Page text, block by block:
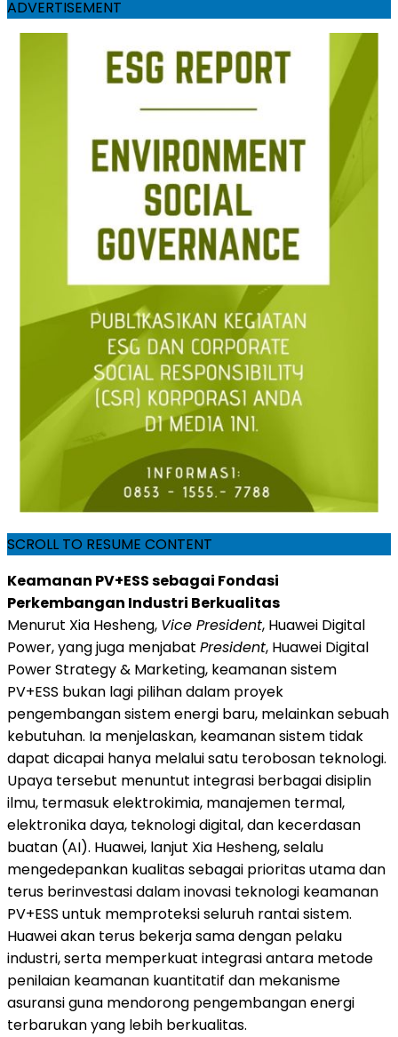
ADVERTISEMENT
SCROLL TO RESUME CONTENT
Keamanan PV+ESS sebagai Fondasi
Perkembangan Industri Berkualitas
Menurut Xia Hesheng, Vice President, Huawei Digital
Power, yang juga menjabat President, Huawei Digital
Power Strategy & Marketing, keamanan sistem
PV+ESS bukan lagi pilihan dalam proyek
pengembangan sistem energi baru, melainkan sebuah
kebutuhan. Ia menjelaskan, keamanan sistem tidak
dapat dicapai hanya melalui satu terobosan teknologi.
Upaya tersebut menuntut integrasi berbagai disiplin
ilmu, termasuk elektrokimia, manajemen termal,
elektronika daya, teknologi digital, dan kecerdasan
buatan (AI). Huawei, lanjut Xia Hesheng, selalu
mengedepankan kualitas sebagai prioritas utama dan
terus berinvestasi dalam inovasi teknologi keamanan
PV+ESS untuk memproteksi seluruh rantai sistem.
Huawei akan terus bekerja sama dengan pelaku
industri, serta memperkuat integrasi antara metode
penilaian keamanan kuantitatif dan mekanisme
asuransi guna mendorong pengembangan energi
terbarukan yang lebih berkualitas.